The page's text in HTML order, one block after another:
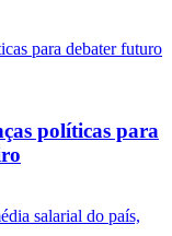
políticas para